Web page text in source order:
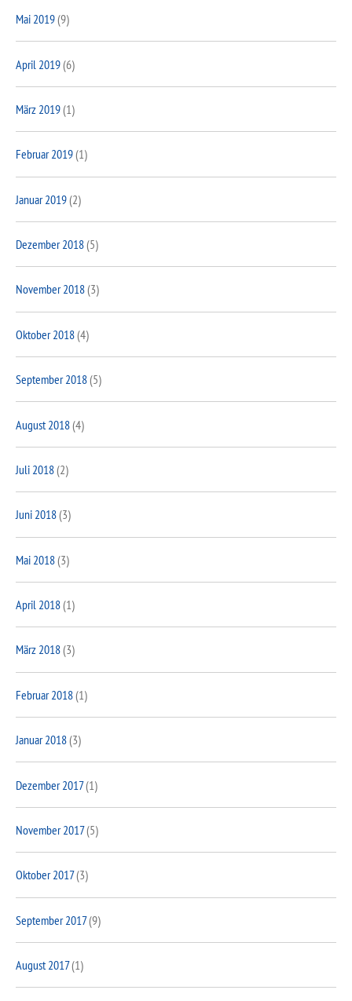
Mai 2019(9)
April 2019(6)
März 2019(1)
Februar 2019(1)
Januar 2019(2)
Dezember 2018(5)
November 2018(3)
Oktober 2018(4)
September 2018(5)
August 2018(4)
Juli 2018(2)
Juni 2018(3)
Mai 2018(3)
April 2018(1)
März 2018(3)
Februar 2018(1)
Januar 2018(3)
Dezember 2017(1)
November 2017(5)
Oktober 2017(3)
September 2017(9)
August 2017(1)